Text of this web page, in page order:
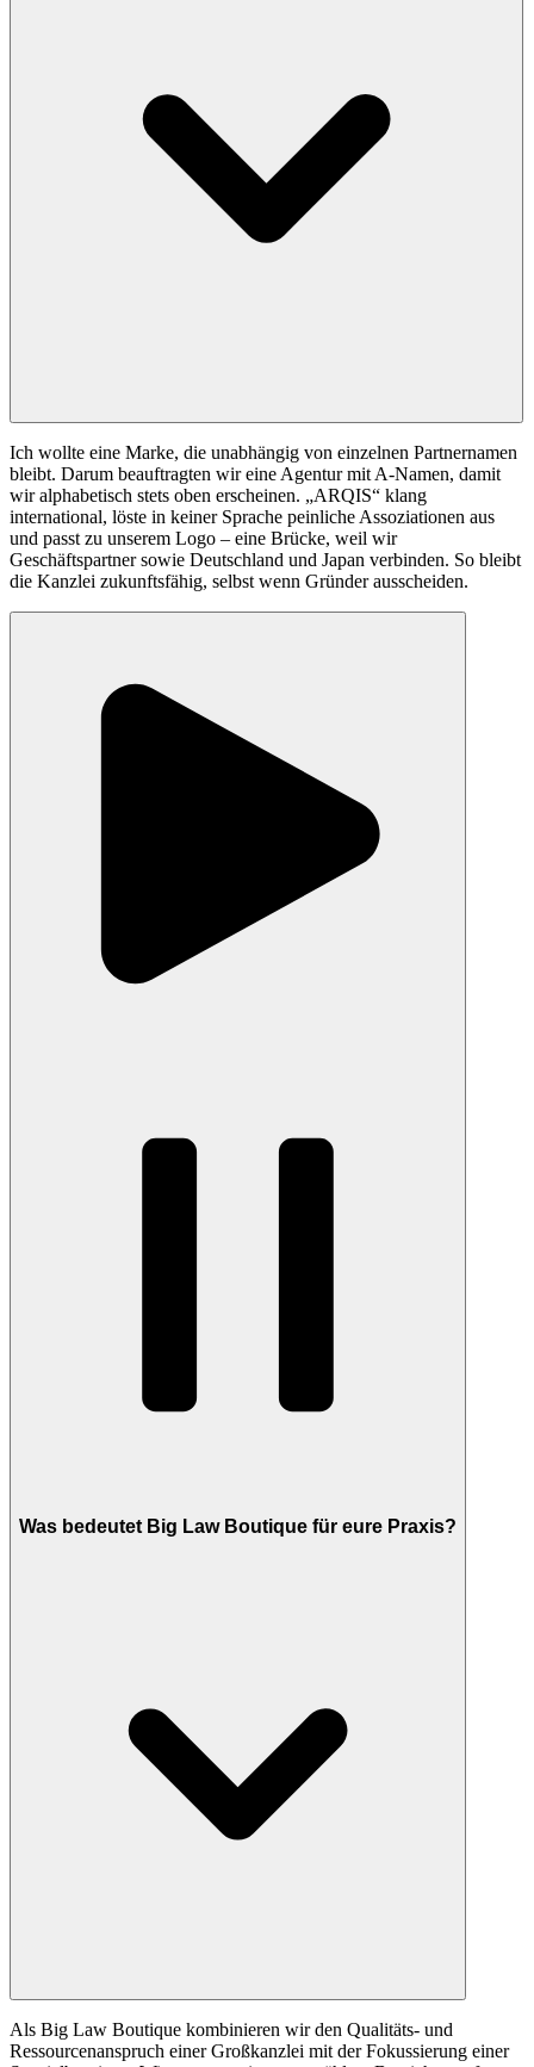
Ich wollte eine Marke, die unabhängig von einzelnen Partnernamen
bleibt. Darum beauftragten wir eine Agentur mit A-Namen, damit
wir alphabetisch stets oben erscheinen. „ARQIS“ klang
international, löste in keiner Sprache peinliche Assoziationen aus
und passt zu unserem Logo – eine Brücke, weil wir
Geschäftspartner sowie Deutschland und Japan verbinden. So bleibt
die Kanzlei zukunftsfähig, selbst wenn Gründer ausscheiden.
Was bedeutet Big Law Boutique für eure Praxis?
Als Big Law Boutique kombinieren wir den Qualitäts- und
Ressourcenanspruch einer Großkanzlei mit der Fokussierung einer